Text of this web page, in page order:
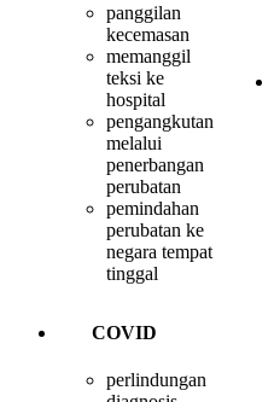
panggilan
kecemasan
memanggil
teksi ke
hospital
pengangkutan
melalui
penerbangan
perubatan
pemindahan
perubatan ke
negara tempat
tinggal
COVID
perlindungan